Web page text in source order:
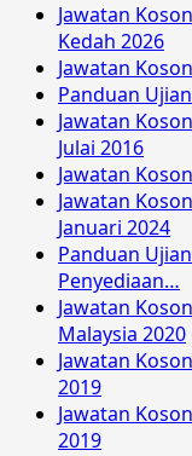
Jawatan
Kedah 2026
Jawatan
Panduan
Jawatan
Julai 2016
Jawatan
Jawatan
Januari 2024
Panduan
Penyediaan…
Jawatan
Malaysia 2020
Jawatan
2019
Jawatan
2019